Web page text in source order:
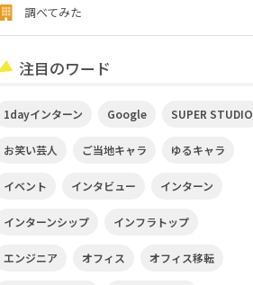
調べてみた
注目のワード
1dayインターン Google SUPER STUDIO
お笑い芸人 ご当地キャラ ゆるキャラ
イベント インタビュー インターン
インターンシップ インフラトップ
エンジニア オフィス オフィス移転